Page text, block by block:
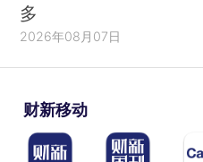
多
2026年08月07日
财新移动